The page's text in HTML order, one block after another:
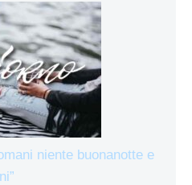
niente buonanotte e